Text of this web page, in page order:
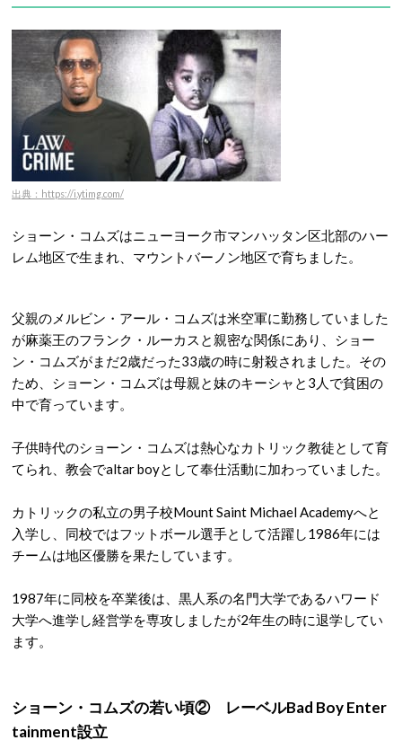
出典：https://i.ytimg.com/
ショーン・コムズはニューヨーク市マンハッタン区北部のハー
レム地区で生まれ、マウントバーノン地区で育ちました。
父親のメルビン・アール・コムズは米空軍に勤務していました
が麻薬王のフランク・ルーカスと親密な関係にあり、ショー
ン・コムズがまだ2歳だった33歳の時に射殺されました。その
ため、ショーン・コムズは母親と妹のキーシャと3人で貧困の
中で育っています。
子供時代のショーン・コムズは熱心なカトリック教徒として育
てられ、教会でaltar boyとして奉仕活動に加わっていました。
カトリックの私立の男子校Mount Saint Michael Academyへと
入学し、同校ではフットボール選手として活躍し1986年には
チームは地区優勝を果たしています。
1987年に同校を卒業後は、黒人系の名門大学であるハワード
大学へ進学し経営学を専攻しましたが2年生の時に退学してい
ます。
ショーン・コムズの若い頃② レーベルBad Boy Enter
tainment設立